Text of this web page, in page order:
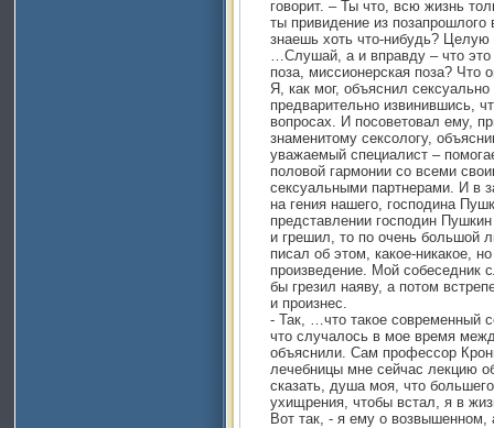
говорит. – Ты что, всю жизнь
ты привидение из
знаешь хоть что-нибудь?
…Слушай, а и вправду – что это
поза, миссионерская поза? Что
Я, как мог, объяснил
предварительно извинившись,
вопросах. И посоветовал ему,
знаменитому сексологу,
уважаемый специалист –
половой гармонии со всеми
сексуальными партнерами. И в
на гения нашего, господина
представлении господин
и грешил, то по очень большой
писал об этом, какое-никакое,
произведение. Мой собеседник
бы грезил наяву, а потом
и произнес.
- Так, …что такое современный
что случалось в мое время
объяснили. Сам профессор
лечебницы мне сейчас лекцию
сказать, душа моя, что
ухищрения, чтобы встал, я в
Вот так, - я ему о